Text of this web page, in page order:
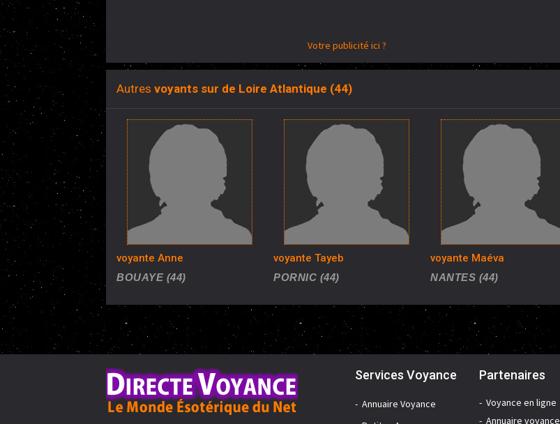
Votre publicité ici ?
Autres voyants sur de Loire Atlantique (44)
voyante Anne
BOUAYE (44)
voyante Tayeb
PORNIC (44)
voyante Maéva
NANTES (44)
Services Voyance
Annuaire Voyance
Partenaires
Voyance en ligne
Annuaire voyance